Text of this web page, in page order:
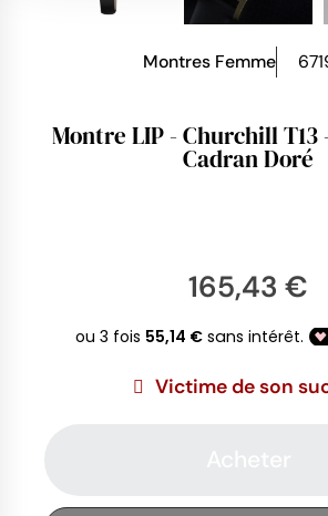
Montres Femme
Montre LIP - Churchill T13
Cadran Doré
165,43 €
Victime de son